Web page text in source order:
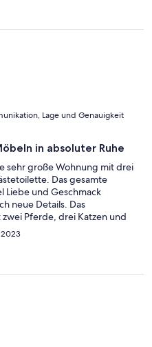
Lage und Genauigkeit
in absoluter Ruhe
sehr große Wohnung mit drei
Das gesamte
Liebe und Geschmack
neue Details. Das
Pferde, drei Katzen und
Das Grundstück ist
ruhig mit vielen alten
ist 6 km entfernt,
etwas für Ruhe suchende
freundlichen und
reizende Damen kümmern
einem Glas Wein ein. Wir